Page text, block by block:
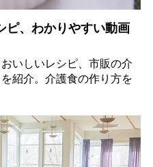
ピ、わかりやすい動画
いしいレシピ、市販の介
紹介。介護食の作り方を